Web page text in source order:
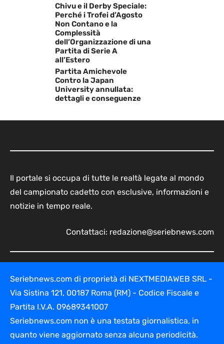
Chivu e il Derby Speciale:
Perché i Trofei d’Agosto
Non Contano e la
Complessità
dell’Organizzazione di una
Partita di Serie A
all’Estero
Partita Amichevole
Contro la Japan
University annullata:
dettagli e conseguenze
Il portale si occupa di tutte le realtà legate al mondo
del campionato cadetto con esclusive, informazioni e
notizie in tempo reale.
Contattaci: redazione@seriebnews.com
Seriebnews.com di proprietà di NEXTMEDIAWEB SRL -
Via Sistina 121, 00187 Roma (RM) - Codice Fiscale e
Partita I.V.A. 09689341007
Seriebnews.com non è una testata giornalistica, in
quanto viene aggiornato senza alcuna periodicità.